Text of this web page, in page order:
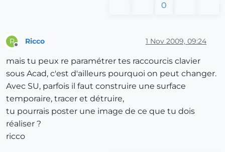
0
R Ricco 1 Nov 2009, 09:24
mais tu peux re paramétrer tes raccourcis clavier
sous Acad, c'est d'ailleurs pourquoi on peut changer.
Avec SU, parfois il faut construire une surface
temporaire, tracer et détruire,
tu pourrais poster une image de ce que tu dois
réaliser ?
ricco